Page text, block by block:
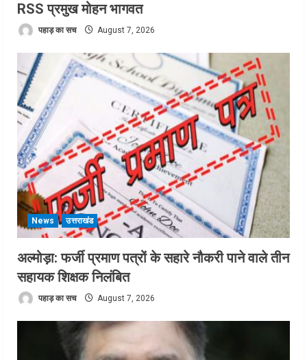
RSS प्रमुख मोहन भागवत
पहाड़ का सच August 7, 2026
News उत्तराखंड
अल्मोड़ा: फर्जी प्रमाण पत्रों के सहारे नौकरी पाने वाले तीन
सहायक शिक्षक निलंबित
पहाड़ का सच August 7, 2026